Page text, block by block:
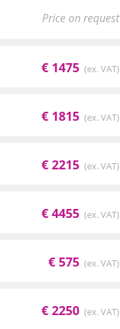
Price on request
€ 1475 (ex. VAT)
€ 1815 (ex. VAT)
€ 2215 (ex. VAT)
€ 4455 (ex. VAT)
€ 575 (ex. VAT)
€ 2250 (ex. VAT)